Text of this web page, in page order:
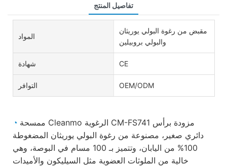
تفاصيل المنتج
المواد
مقبض من رغوة البولي يوريثان
والبولي بروبيلين
شهادة CE
التوافر OEM/ODM
◔ ممسحة Cleanmo الرغوية CM-FS741 مزودة برأس
دائري صغير، مصنوعة من رغوة البولي يوريثان المضغوطة
100% من اليابان، وتتميز بـ 100 مسام في البوصة، وهي
خالية من الملوثات العضوية مثل السيليكون والأميدات